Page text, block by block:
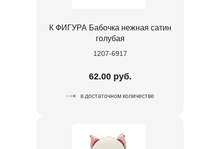
К ФИГУРА Бабочка нежная сатин
голубая
1207-6917
62.00 руб.
в достаточном количестве